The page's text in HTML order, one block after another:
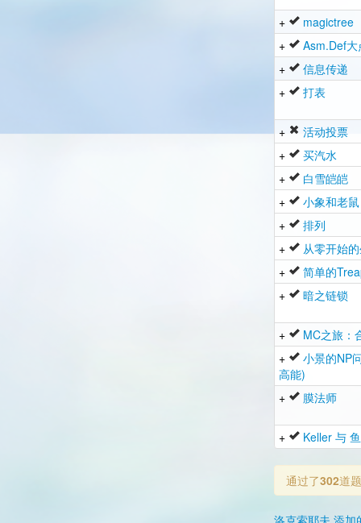
+
magictree
+
Asm.Def大
+
信息传递
+
打表
+
活动投票
+
买汽水
+
白雪皑皑
+
小象和老鼠
+
排列
+
从零开始
+
简单的
+
暗之链锁
+
MC之旅：
+
小景的NP
高能)
+
膜法师
+ Keller 与
通过了302道
洛克索耶夫 添加